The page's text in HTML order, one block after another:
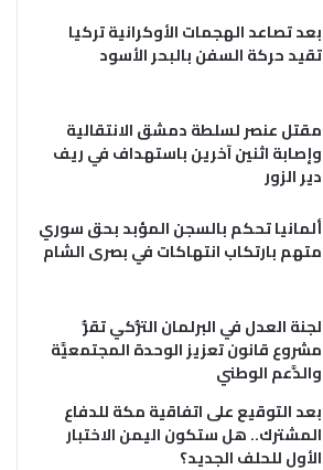
بعد تصاعد الهجمات الأوكرانية تركيا
تقيد حركة السفن بالبحر الأسود
مقتل عنصر لسلطة دمشق الانتقالية
وإصابة اثنين آخرين باستهداف في ريف
دير الزور
ألمانيا تحكم بالسجن المؤبد بحق سوري
متهم بارتكاب انتهاكات في بصرى الشام
لجنة العدل في البرلمان التُّركي تقرُّ
مشروع قانون تعزيز الوحدة المجتمعيَّة
والدَّعم الوطني
بعد التوقيع على اتفاقية مكة للدفاع
المشترك.. هل ستكون اليمن الاختبار
الأول للحلف الجديد؟